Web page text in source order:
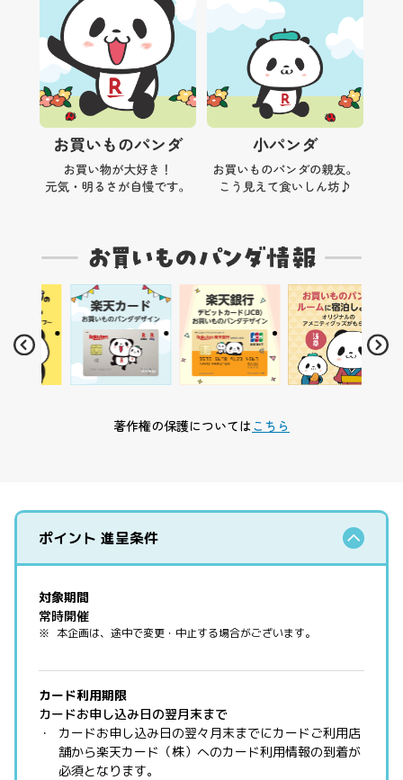
著作権の保護についてはこちら
ポイント 進呈条件
対象期間
常時開催
本企画は、途中で変更・中止する場合がございます。
カード利用期限
カードお申し込み日の翌月末まで
カードお申し込み日の翌々月末までにカードご利用店
舗から楽天カード（株）へのカード利用情報の到着が
必須となります。